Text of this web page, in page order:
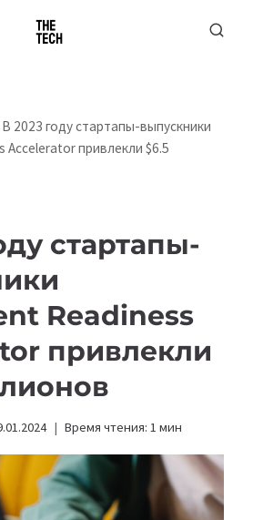
В 2023 году стартапы-выпускники
Accelerator привлекли $6.5
стартапы-
Readiness
привлекли
Время чтения: 1 мин